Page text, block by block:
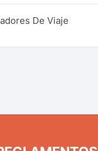
De Viaje